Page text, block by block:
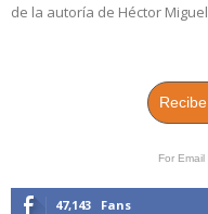
de la autoría de Héctor
For
47,143 Fans